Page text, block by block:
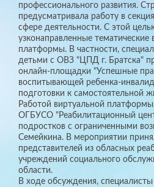
профессионального развития.
предусматривала работу в
сфере деятельности. С этой
узконаправленные тематические
платформы. В частности,
детьми с ОВЗ "ЦПД г. Братска"
онлайн-площадки "Успешные
воспитывающей ребенка-
подготовки к самостоятельной
Работой виртуальной
ОГБУСО "Реабилитационный
подростков с ограниченными
Семейкина. В мероприятии
представителей из обласных
учреждений социального
области.
В ходе обсуждения,